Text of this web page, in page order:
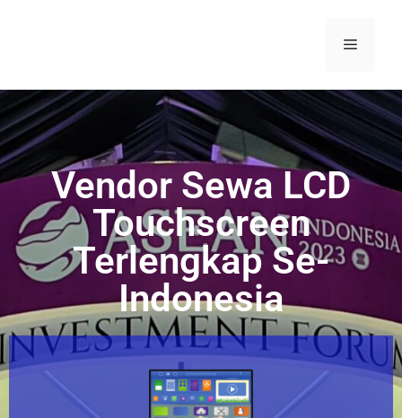
Vendor Sewa LCD
Touchscreen
Terlengkap Se-
Indonesia